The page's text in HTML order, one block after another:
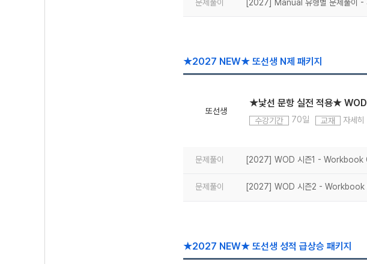
문제풀이 [2027] Manual 유형별 문제풀이 -
★2027 NEW★ 또선생 N제 패키지
또선생
★낯선 문항 실전 적용★
수강기간 70일 교재 자세히
문제풀이 [2027] WOD 시즌1 -
문제풀이 [2027] WOD 시즌2 -
★2027 NEW★ 또선생 성적 급상승 패키지